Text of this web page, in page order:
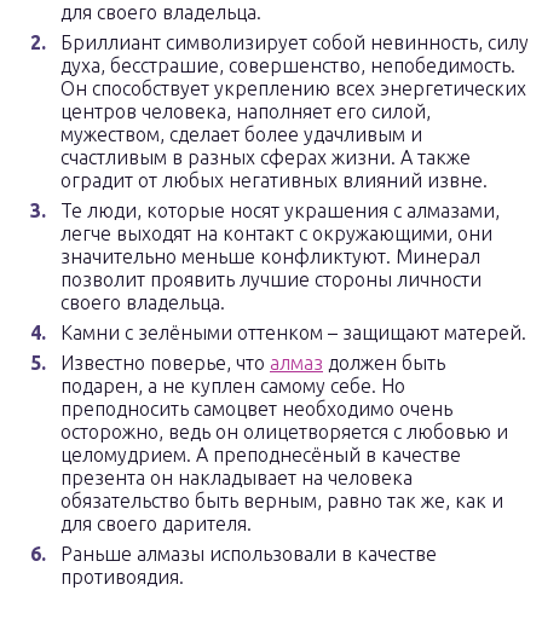
для своего владельца.
Бриллиант символизирует собой невинность, силу
духа, бесстрашие, совершенство, непобедимость.
Он способствует укреплению всех энергетических
центров человека, наполняет его силой,
мужеством, сделает более удачливым и
счастливым в разных сферах жизни. А также
оградит от любых негативных влияний извне.
Те люди, которые носят украшения с алмазами,
легче выходят на контакт с окружающими, они
значительно меньше конфликтуют. Минерал
позволит проявить лучшие стороны личности
своего владельца.
Камни с зелёными оттенком – защищают матерей.
Известно поверье, что алмаз должен быть
подарен, а не куплен самому себе. Но
преподносить самоцвет необходимо очень
осторожно, ведь он олицетворяется с любовью и
целомудрием. А преподнесёный в качестве
презента он накладывает на человека
обязательство быть верным, равно так же, как и
для своего дарителя.
Раньше алмазы использовали в качестве
противоядия.